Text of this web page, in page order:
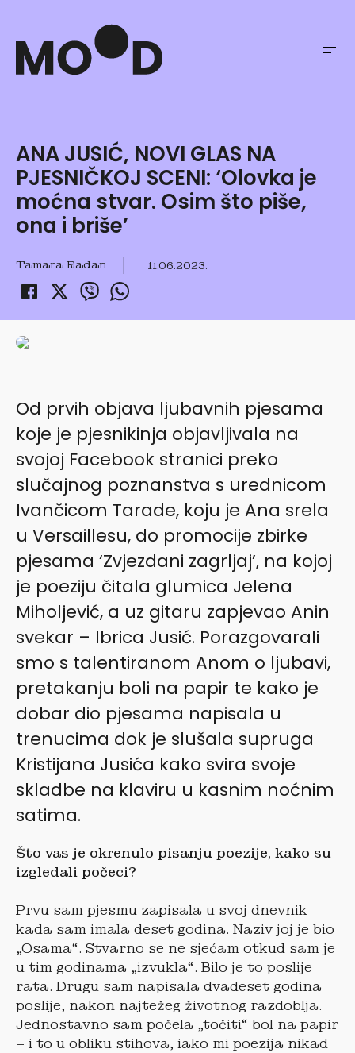
ANA JUSIĆ, NOVI GLAS NA
PJESNIČKOJ SCENI: ‘Olovka je
moćna stvar. Osim što piše,
ona i briše’
Tamara Radan 11.06.2023.
Od prvih objava ljubavnih pjesama
koje je pjesnikinja objavljivala na
svojoj Facebook stranici preko
slučajnog poznanstva s urednicom
Ivančicom Tarade, koju je Ana srela
u Versaillesu, do promocije zbirke
pjesama ‘Zvjezdani zagrljaj’, na kojoj
je poeziju čitala glumica Jelena
Miholjević, a uz gitaru zapjevao Anin
svekar – Ibrica Jusić. Porazgovarali
smo s talentiranom Anom o ljubavi,
pretakanju boli na papir te kako je
dobar dio pjesama napisala u
trenucima dok je slušala supruga
Kristijana Jusića kako svira svoje
skladbe na klaviru u kasnim noćnim
satima.
Što vas je okrenulo pisanju poezije, kako su
izgledali počeci?
Prvu sam pjesmu zapisala u svoj dnevnik
kada sam imala deset godina. Naziv joj je bio
„Osama“. Stvarno se ne sjećam otkud sam je
u tim godinama „izvukla“. Bilo je to poslije
rata. Drugu sam napisala dvadeset godina
poslije, nakon najtežeg životnog razdoblja.
Jednostavno sam počela „točiti“ bol na papir
– i to u obliku stihova, iako mi poezija nikad